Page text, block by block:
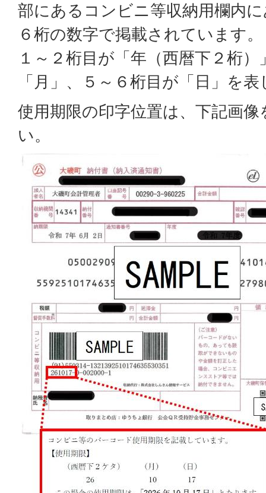
部にあるコンビニ等収納用欄内
６桁の数字で掲載されています。
１～２桁目が「年（西暦下２桁
「月」、５～６桁目が「日」を
使用期限の印字位置は、下記画
い。